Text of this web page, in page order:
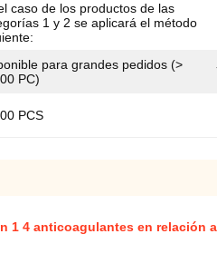
caso de los productos de las
1 y 2 se aplicará el método
para grandes pedidos (>
PC)
PCS
1 4 anticoagulantes en relación